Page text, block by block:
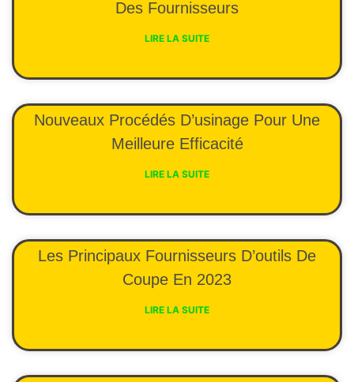
Des Fournisseurs
LIRE LA SUITE
Nouveaux Procédés D’usinage Pour Une
Meilleure Efficacité
LIRE LA SUITE
Les Principaux Fournisseurs D’outils De
Coupe En 2023
LIRE LA SUITE